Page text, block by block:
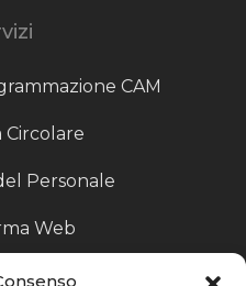
CAM
Circolare
Personale
Web
fornitori